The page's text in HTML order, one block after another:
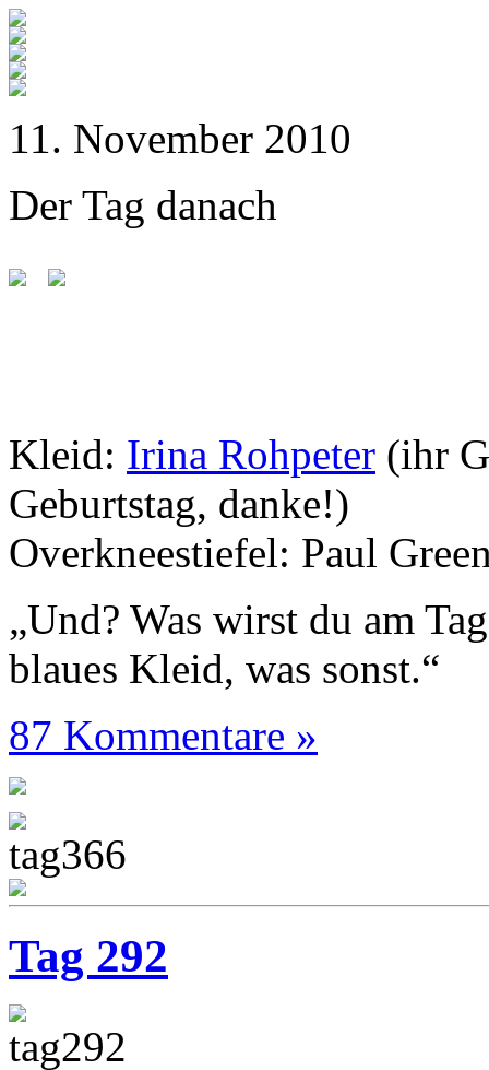
11. November 2010
Der Tag danach
Kleid: Irina Rohpeter (ihr
Geburtstag, danke!)
Overkneestiefel: Paul
„Und? Was wirst du am
blaues Kleid, was sonst.“
87 Kommentare »
Tag 292